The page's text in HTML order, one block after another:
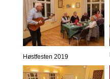
Høstfesten 2019